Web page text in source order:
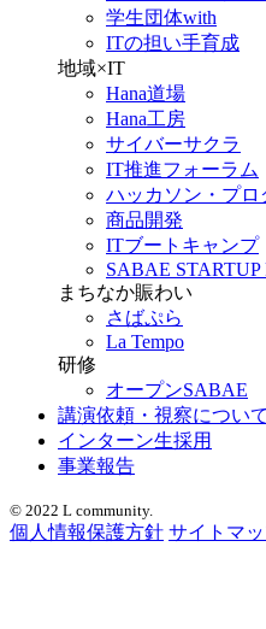
学生団体with
ITの担い手育成
地域×IT
Hana道場
Hana工房
サイバーサクラ
IT推進フォーラム
ハッカソン・プロ
商品開発
ITブートキャンプ
SABAE STARTUP
まちなか賑わい
さばぷら
La Tempo
研修
オープンSABAE
講演依頼・視察について
インターン生採用
事業報告
© 2022 L community.
個人情報保護方針 サイトマ